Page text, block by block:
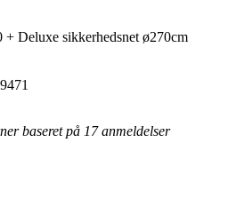
+ Deluxe sikkerhedsnet ø270cm
baseret på 17anmeldelser